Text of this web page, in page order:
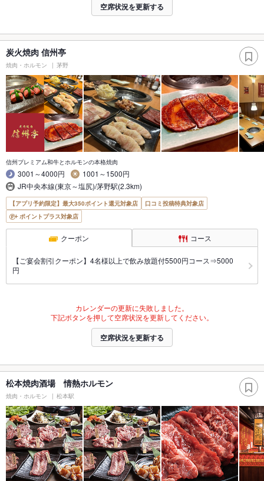
空席状況を更新する
炭火焼肉 信州亭
焼肉・ホルモン 茅野
信州プレミアム和牛とホルモンの本格焼肉
3001～4000円
1001～1500円
JR中央本線(東京～塩尻)/茅野駅(2.3km)
【アプリ予約限定】最大350ポイント還元対象店
口コミ投稿特典対象店
ポイントプラス対象店
クーポン コース
【ご宴会割引クーポン】4名様以上で飲み放題付5500円コース⇒5000
円
カレンダーの更新に失敗しました。
下記ボタンを押して空席状況を更新してください。
空席状況を更新する
松本焼肉酒場 情熱ホルモン
焼肉・ホルモン 松本駅